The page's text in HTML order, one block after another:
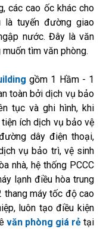
các cao ốc khác cho
là tuyến đường giao
nước. Đây là văn
tìm văn phòng.
gồm 1 Hầm - 1
toàn bởi dịch vụ bảo
tục và ghi hình, khi
ích dịch vụ bảo vệ
dây điện thoại,
vụ bảo trì, vệ sinh
nhà, hệ thống PCCC
lạnh điều hòa trung
thang máy tốc độ cao
luôn tạo điều kiện
văn phòng giá rẻ tại